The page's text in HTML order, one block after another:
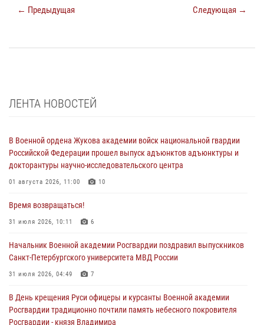
← Предыдущая Следующая →
ЛЕНТА НОВОСТЕЙ
В Военной ордена Жукова академии войск национальной гвардии
Российской Федерации прошел выпуск адъюнктов адъюнктуры и
докторантуры научно-исследовательского центра
01 августа 2026, 11:00 10
Время возвращаться!
31 июля 2026, 10:11 6
Начальник Военной академии Росгвардии поздравил выпускников
Санкт-Петербургского университета МВД России
31 июля 2026, 04:49 7
В День крещения Руси офицеры и курсанты Военной академии
Росгвардии традиционно почтили память небесного покровителя
Росгвардии - князя Владимира